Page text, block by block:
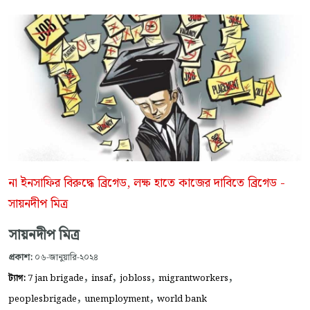
না ইনসাফির বিরুদ্ধে ব্রিগেড, লক্ষ হাতে কাজের দাবিতে ব্রিগেড -
সায়নদীপ মিত্র
সায়নদীপ মিত্র
প্রকাশ: ০৬-জানুয়ারি-২০২৪
ট্যাগ: 7 jan brigade, insaf, jobloss, migrantworkers,
peoplesbrigade, unemployment, world bank